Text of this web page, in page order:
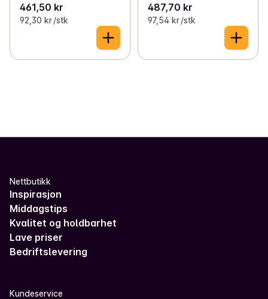
461,50 kr
92,30 kr /stk
487,70 kr
97,54 kr /stk
Nettbutikk
Inspirasjon
Middagstips
Kvalitet og holdbarhet
Lave priser
Bedriftslevering
Kundeservice